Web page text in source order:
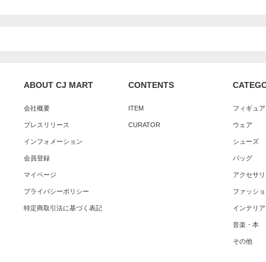
ABOUT CJ MART
会社概要
プレスリリース
インフォメーション
会員登録
マイページ
プライバシーポリシー
特定商取引法に基づく表記
CONTENTS
ITEM
CURATOR
フィギュ
ウェア
シューズ
バッグ
アクセサ
ファッシ
インテリア
音楽・本
その他